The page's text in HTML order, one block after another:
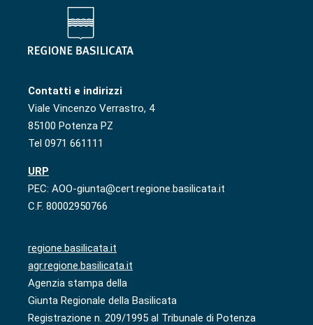
Contatti e indirizzi
Viale Vincenzo Verrastro, 4
85100 Potenza PZ
Tel 0971 661111
URP
PEC: AOO-giunta@cert.regione.basilicata.it
C.F. 80002950766
regione.basilicata.it
agr.regione.basilicata.it
Agenzia stampa della
Giunta Regionale della Basilicata
Registrazione n. 209/1995 al Tribunale di Potenza